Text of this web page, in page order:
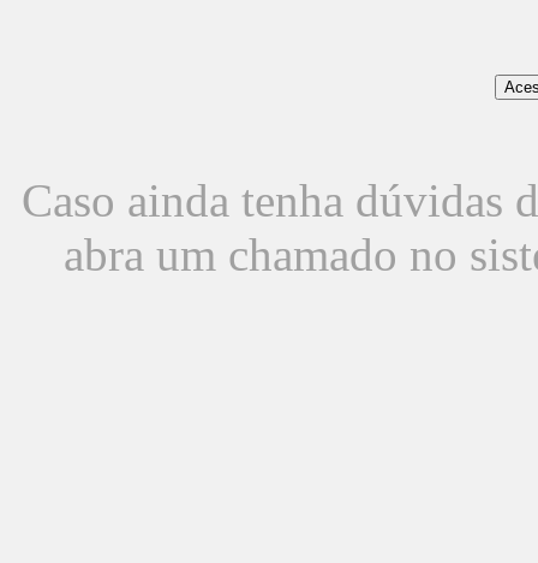
Caso ainda tenha dúvidas
abra um chamado no